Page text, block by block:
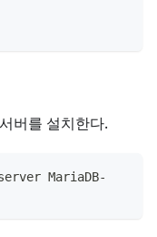
버를 설치한다.
MariaDB-